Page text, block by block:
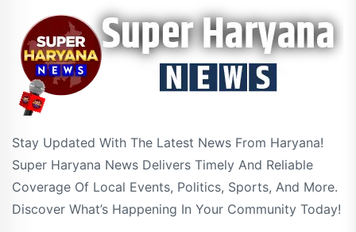
Stay Updated With The Latest News From Haryana!
Super Haryana News Delivers Timely And Reliable
Coverage Of Local Events, Politics, Sports, And More.
Discover What’s Happening In Your Community Today!